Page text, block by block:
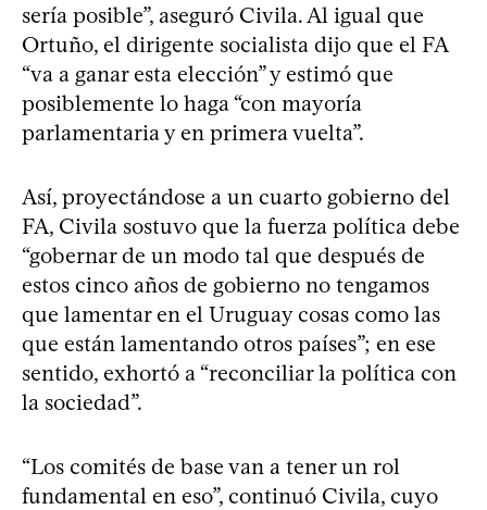
sería posible”, aseguró Civila. Al igual que
Ortuño, el dirigente socialista dijo que el FA
“va a ganar esta elección” y estimó que
posiblemente lo haga “con mayoría
parlamentaria y en primera vuelta”.
Así, proyectándose a un cuarto gobierno del
FA, Civila sostuvo que la fuerza política debe
“gobernar de un modo tal que después de
estos cinco años de gobierno no tengamos
que lamentar en el Uruguay cosas como las
que están lamentando otros países”; en ese
sentido, exhortó a “reconciliar la política con
la sociedad”.
“Los comités de base van a tener un rol
fundamental en eso”, continuó Civila, cuyo